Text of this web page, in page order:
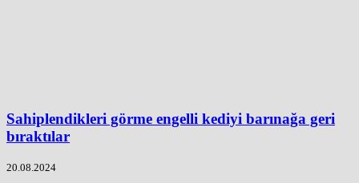
Sahiplendikleri görme engelli kediyi barınağa geri
bıraktılar
20.08.2024